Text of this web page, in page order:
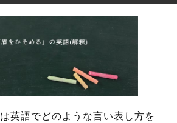
は英語でどのような言い表し方を